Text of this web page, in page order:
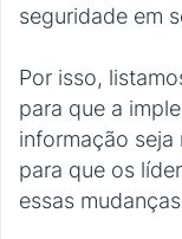
seguridade em
Por isso,
para que a
informação
para que os
essas